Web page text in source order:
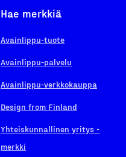
Hae merkkiä
Avainlippu-tuote
Avainlippu-palvelu
Avainlippu-verkkokauppa
Design from Finland
Yhteiskunnallinen yritys -
merkki